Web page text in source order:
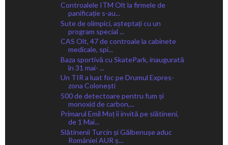
Controalele ITM Olt la firmele de
panificație s-au...
Sute de olimpici, așteptați cu un
program special ...
CAS Olt, 47 de controale la cabinete
medicale, spi...
Baza sportivă cu SkatePark, inaugurată
în 31 mai- ...
Un TIR a luat foc pe Drumul Expres-
zona Colonești
500 de detectoare pentru fum și
monoxid de carbon,...
Primarul Emil Moț îi invită pe slătineni,
de 1 Mai...
Slătinenii Turcin și Gălbenușe aduc
României AUR ș...